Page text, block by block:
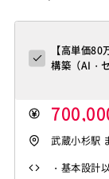
【高単価
構築（AI・
武蔵小杉駅
・基本設